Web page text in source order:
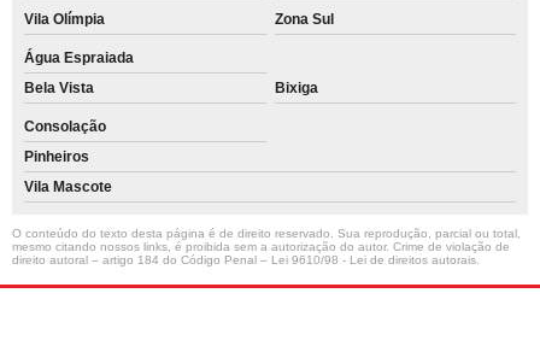
Vila Olímpia Zona Sul
Água Espraiada
Bela Vista
Bixiga
Consolação
Pinheiros
Vila Mascote
O conteúdo do texto desta página é de direito reservado. Sua reprodução, parcial ou total,
mesmo citando nossos links, é proibida sem a autorização do autor. Crime de violação de
direito autoral – artigo 184 do Código Penal – Lei 9610/98 - Lei de direitos autorais